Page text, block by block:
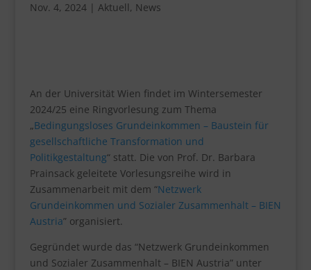
Nov. 4, 2024| Aktuell, News
An der Universität Wien findet im Wintersemester
2024/25 eine Ringvorlesung zum Thema
„Bedingungsloses Grundeinkommen – Baustein für
gesellschaftliche Transformation und
Politikgestaltung“ statt. Die von Prof. Dr. Barbara
Prainsack geleitete Vorlesungsreihe wird in
Zusammenarbeit mit dem “Netzwerk
Grundeinkommen und Sozialer Zusammenhalt – BIEN
Austria” organisiert.
Gegründet wurde das “Netzwerk Grundeinkommen
und Sozialer Zusammenhalt – BIEN Austria” unter